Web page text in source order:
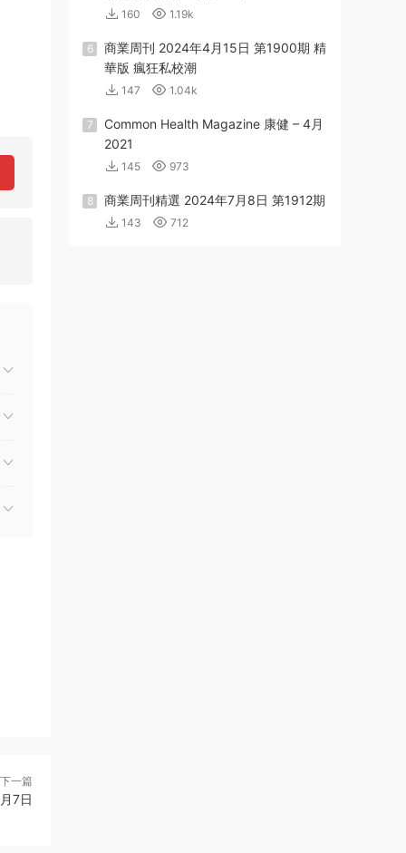
下一篇
7日
160 1.19k
6
商業周刊 2024年4月15日 第1900期 精
華版 瘋狂私校潮
147 1.04k
7
Common Health Magazine 康健 – 4月
2021
145 973
8 商業周刊精選 2024年7月8日 第1912期
143 712